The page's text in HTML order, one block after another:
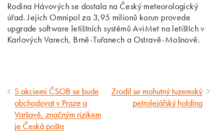
Rodina Hávových se dostala na Český meteorologický
úřad. Jejich Omnipol za 3,95 milionů korun provede
upgrade software letištních systémů AviMet na letištích v
Karlových Varech, Brně-Tuřanech a Ostravě-Mošnově.
Předcházející
článek
S akciemi ČSOB se bude
obchodovat v Praze a
Varšavě, značným rizikem
je Česká pošta
Následující
článek
Zrodil se mohutný tuzemský
petrolejářský holding